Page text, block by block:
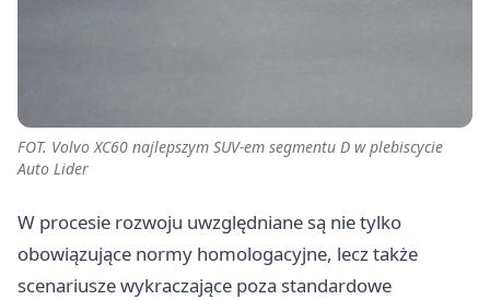
FOT. Volvo XC60 najlepszym SUV-em segmentu D w plebiscycie
Auto Lider
W procesie rozwoju uwzględniane są nie tylko
obowiązujące normy homologacyjne, lecz także
scenariusze wykraczające poza standardowe